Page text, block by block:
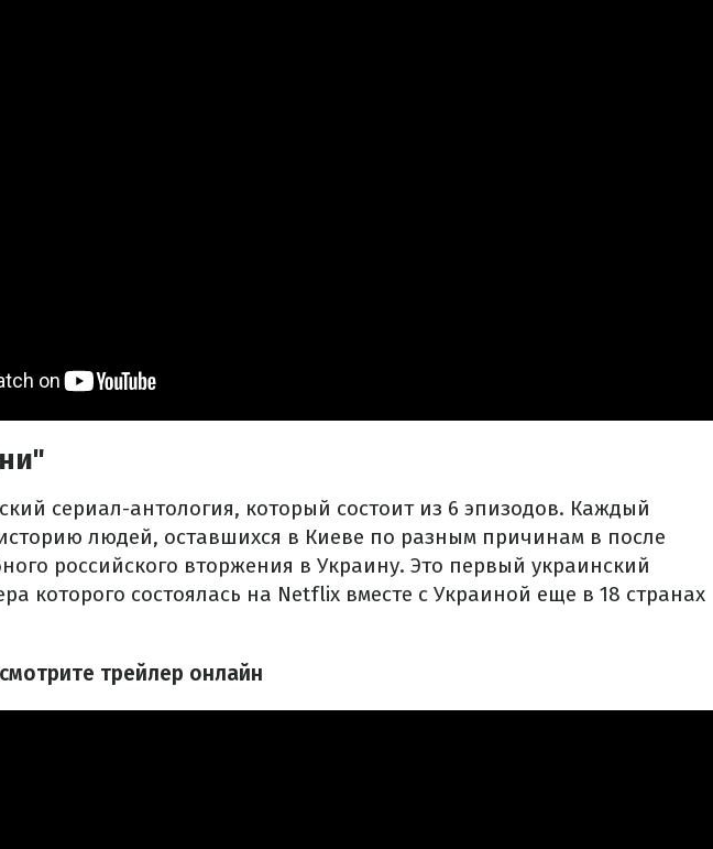
сериал-антология, который состоит из 6 эпизодов. Каждый
людей, оставшихся в Киеве по разным причинам в после
российского вторжения в Украину. Это первый украинский
которого состоялась на Netflix вместе с Украиной еще в 18 странах
трейлер онлайн